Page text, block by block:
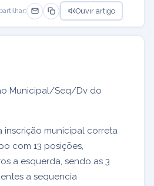
Ouvir artigo
Municipal/Seq/Dv do
inscrição municipal correta
com 13 posições,
a esquerda, sendo as 3
a sequencia